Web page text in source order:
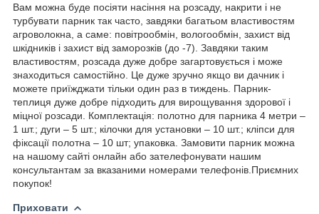
Вам можна буде посіяти насіння на розсаду, накрити і не
турбувати парник так часто, завдяки багатьом властивостям
агроволокна, а саме: повітрообмін, вологообмін, захист від
шкідників і захист від заморозків (до -7). Завдяки таким
властивостям, розсада дуже добре загартовується і може
знаходиться самостійно. Це дуже зручно якщо ви дачник і
можете приїжджати тільки один раз в тиждень. Парник-
теплиця дуже добре підходить для вирощування здорової і
міцної розсади. Комплектація: полотно для парника 4 метри –
1 шт.; дуги – 5 шт.; кілочки для установки – 10 шт.; кліпси для
фіксації полотна – 10 шт; упаковка. Замовити парник можна
на нашому сайті онлайн або зателефонувати нашим
консультантам за вказаними номерами телефонів.Приємних
покупок!
Приховати